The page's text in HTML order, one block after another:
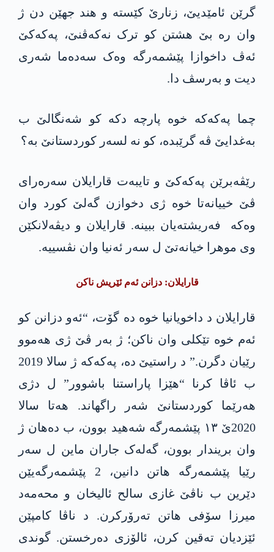
گرێن ئامێدیێ، زنارێ کێستە و ھند جھێن دن ژ
وان رە بێ ھشتن کو ترک نەکەڤنێ، پەکەکێ
ئەڤ داخوازا پێشمەرگە وەک سەدەما شەری
دیت و بەرسڤ دا.
چما پەکەکە خوە پارچە دکە کو شەنگالێ ب
بەغدایێ ڤە گرێبدە، کو نە لسەر کوردستانێ بە؟
رێڤەبرێن پەکەکێ و تایبەت قارایلان سەرەرای
ڤێ خییانەتا خوە ژی دخوازن گەلێ کورد وان
وەکە فەریشتەیان ببینە. قارایلان و دیڤەلانکێن
وی موهرا خیانەتێ ل سەر ئەنیا وان نڤسییە.
قارایلان: دزانن ئەم ئێریش ناکن
قارایلان د داخویانیا خوە دە گۆت، “ئەو دزانن کو
ئەم خوە تێکلی وان ناکن؛ ژ بەر ڤێ ژی ھەموو
رێیان دگرن.” د راستیێ دە، پەکەکە ژ سالا 2019
ب ئاڤا کرنا “ھێزا پاراستنا باشوور” ل دژی
ھەرێما کوردستانێ شەر راگھاند. ھەتا سالا
2020ێ ١٣ پێشمەرگە شەھید بوون، ب دەھان ژ
وان بریندار بوون، گەلەک جاران ماین ل سەر
رێیا پێشمەرگە ھاتن دانین، 2 پێشمەرگەیێن
دێرین ب ناڤێ غازی سالح ئالیخان و محەمەد
میرزا سۆفی ھاتن تەرۆرکرن. د ناڤا کامپێن
ئێزدیان تەقین کرن، ئالۆزی دەرخستن. گوندی